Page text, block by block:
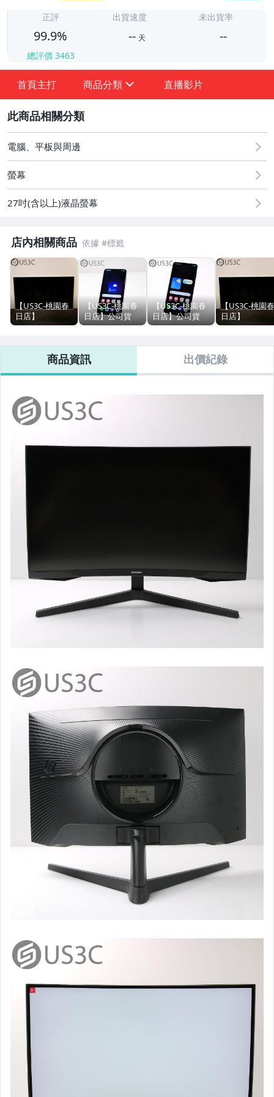
-
正評
99.9%
總評價 3463
出貨速度
-- 天
未出貨率
--
首頁主打 商品分類
品牌周邊專區 (Apple)
桌上型電腦 (其他CPU主機)
桌上型電腦 (iMac 20 & 24吋)
液晶顯示器
筆記型電腦 (MacBook Pro 13 &14吋)
筆記型電腦 (ASUS)
筆記型電腦 (Lenovo)
筆記型電腦 (Microsoft Surface系列)
筆記型電腦 (其他品牌)
運動&智慧手錶 (GARMIN)
運動&智慧手錶 (其他品牌)
智慧手機 (iPhone & AirPods)
智慧手機 (Samsung)
智慧手機 (ASUS)
智慧手機 (OPPO)
智慧手機 (Mi)
智慧手機 (其他品牌)
平板電腦 (iPad & Apple Pencil)
平板電腦 (Samsung)
數位單眼相機 (Leica)
數位單眼相機 (Canon)
數位單眼相機 (Nikon)
數位單眼相機 (Sony)
單眼鏡頭 (Leica)
單眼鏡頭 (Canon 原廠)
單眼鏡頭 (Nikon 原廠)
單眼鏡頭 (Sony E)
單眼鏡頭 (For Fujifilm X)
單眼鏡頭 (其他卡口)
直播影片
電腦、平板與周邊
螢幕
27吋(含以上)液晶螢幕
店內相關商品
【US3C-桃園春
日店】
Samsung
動式智慧聯網螢
S43FM703UC
43吋 4K + 立架
【US3C-桃園春
日店】公司貨
Samsung
S9110 8G 256G
5G 夜櫻紫 6.1 吋
5000 萬畫素 二
手手機
【US3C-桃園春
日店】公司貨
Samsung
Edge SM-S9370
12G 512G 5G 鈦
輕黑 6.7 吋 2 億
畫素
【US3C-桃園春
日店】
Samsung
動式智慧聯網
幕組
S43FM703UC
43吋 4K + 立架
商品資訊 出價紀錄